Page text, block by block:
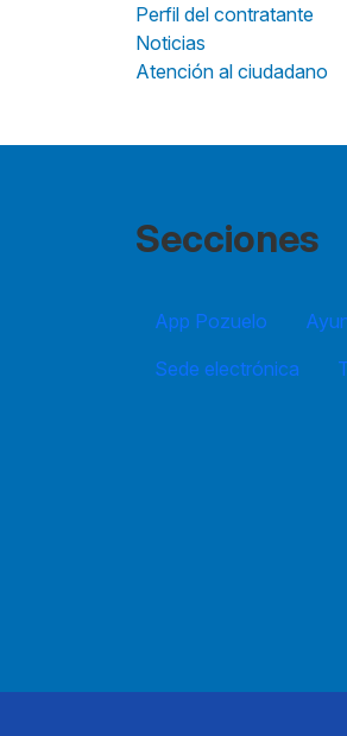
Perfil del contratante
Noticias
Atención al ciudadano
Secciones
App Pozuelo
Sede electrónica